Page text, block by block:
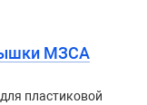
МЗСА
пластиковой